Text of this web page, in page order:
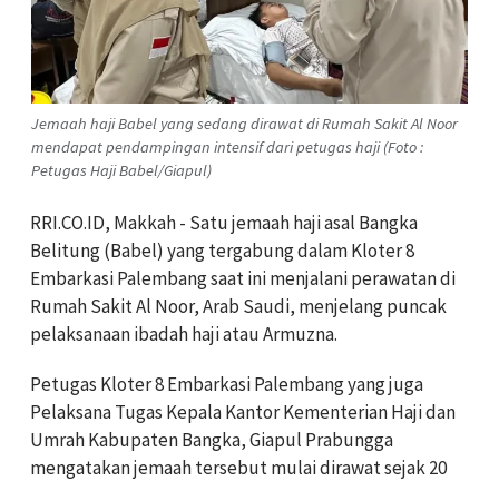
Jemaah haji Babel yang sedang dirawat di Rumah Sakit Al Noor
mendapat pendampingan intensif dari petugas haji (Foto :
Petugas Haji Babel/Giapul)
RRI.CO.ID, Makkah - Satu jemaah haji asal Bangka
Belitung (Babel) yang tergabung dalam Kloter 8
Embarkasi Palembang saat ini menjalani perawatan di
Rumah Sakit Al Noor, Arab Saudi, menjelang puncak
pelaksanaan ibadah haji atau Armuzna.
Petugas Kloter 8 Embarkasi Palembang yang juga
Pelaksana Tugas Kepala Kantor Kementerian Haji dan
Umrah Kabupaten Bangka, Giapul Prabungga
mengatakan jemaah tersebut mulai dirawat sejak 20